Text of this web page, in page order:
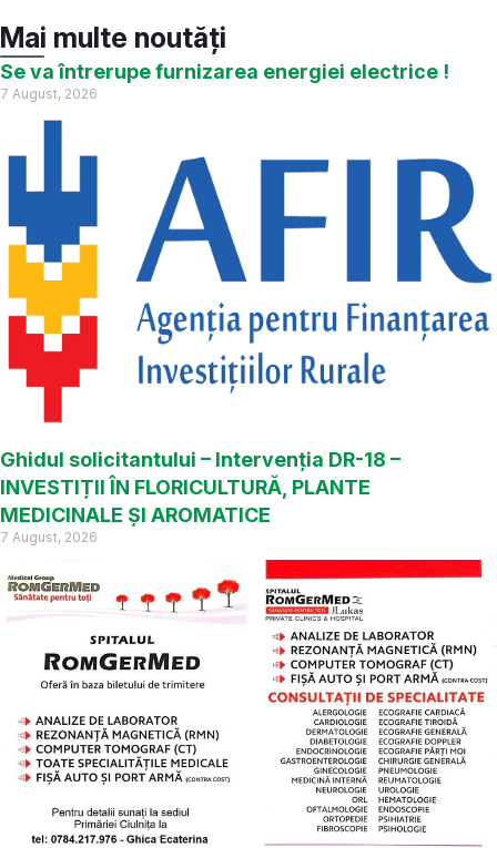
Mai multe noutăți
Se va întrerupe furnizarea energiei electrice !
7 August, 2026
Ghidul solicitantului – Intervenția DR-18 –
INVESTIȚII ÎN FLORICULTURĂ, PLANTE
MEDICINALE ȘI AROMATICE
7 August, 2026